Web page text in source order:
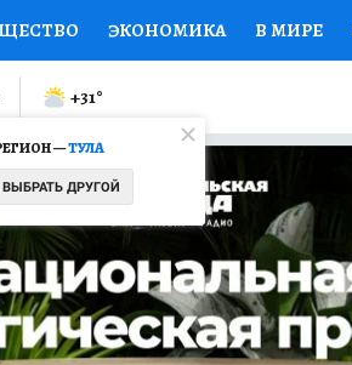
ЭКОНОМИКА В МИРЕ
ПРОИСШЕСТВИЯ
МИР СЕМЬЯ
СЕРИАЛЫ СПЕЦПРОЕКТЫ
КОНКУРСЫ РАБОТА У
—ТУЛА
ВЫБРАТЬ ДРУГОЙ
+31°